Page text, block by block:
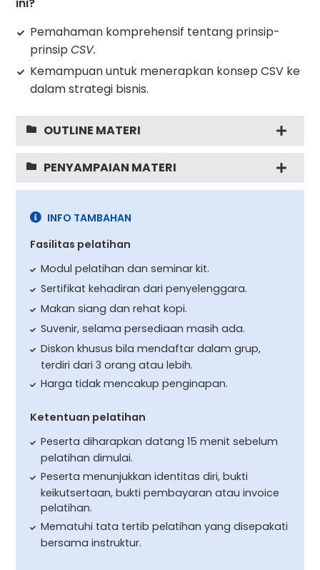
Pemahaman komprehensif tentang prinsip-
prinsipCSV.
Kemampuan untuk menerapkan konsep CSV ke
dalam strategi bisnis.
OUTLINE MATERI
PENYAMPAIAN MATERI
INFO TAMBAHAN
Fasilitas pelatihan
Modul pelatihan dan seminar kit.
Sertifikat kehadiran dari penyelenggara.
Makan siang dan rehat kopi.
Suvenir, selama persediaan masih ada.
Diskon khusus bila mendaftar dalam grup,
terdiri dari 3 orang atau lebih.
Harga tidak mencakup penginapan.
Ketentuan pelatihan
Peserta diharapkan datang 15 menit sebelum
pelatihan dimulai.
Peserta menunjukkan identitas diri, bukti
keikutsertaan, bukti pembayaran atau invoice
pelatihan.
Mematuhi tata tertib pelatihan yang disepakati
bersama instruktur.